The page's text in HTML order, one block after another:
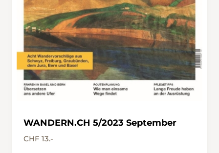
WANDERN.CH 5/2023 September
CHF 13.-